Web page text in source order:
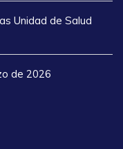
Unidad de Salud
de 2026